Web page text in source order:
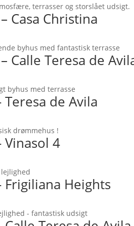
terrasser og storslået udsigt.
Casa Christina
byhus med fantastisk terrasse
Calle Teresa de
byhus med terrasse
Teresa de Avila
drømmehus !
Vinasol 4
Frigiliana Heights
- fantastisk udsigt